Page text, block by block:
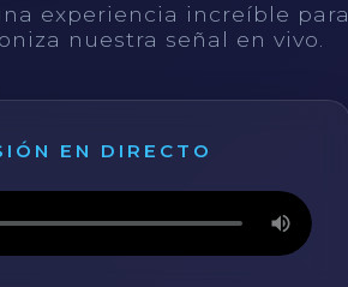
experiencia increíble para
nuestra señal en vivo.
EN DIRECTO